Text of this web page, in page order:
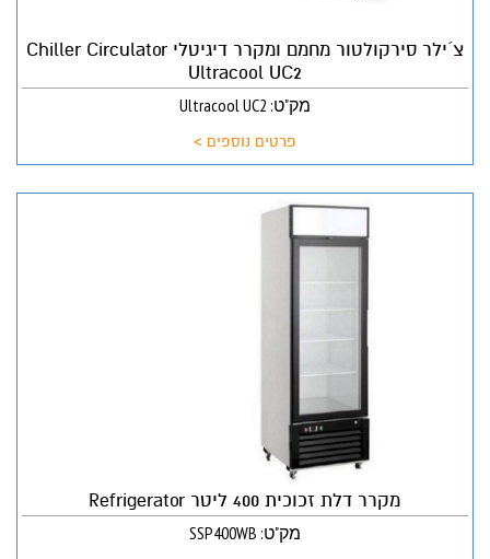
צ´ילר סירקולטור מחמם ומקרר דיגיטלי Chiller Circulator
Ultracool UC2
מק"ט: Ultracool UC2
פרטים נוספים >
מקרר דלת זכוכית 400 ליטר Refrigerator
מק"ט: SSP400WB